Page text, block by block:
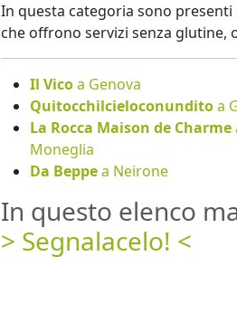
In questa categoria sono presenti
che offrono servizi senza glutine,
Il Vicoa Genova
Quitocchilcieloconunditoa
La Rocca Maison de Charme
Moneglia
Da Beppea Neirone
In questo elenco
> Segnalacelo! <